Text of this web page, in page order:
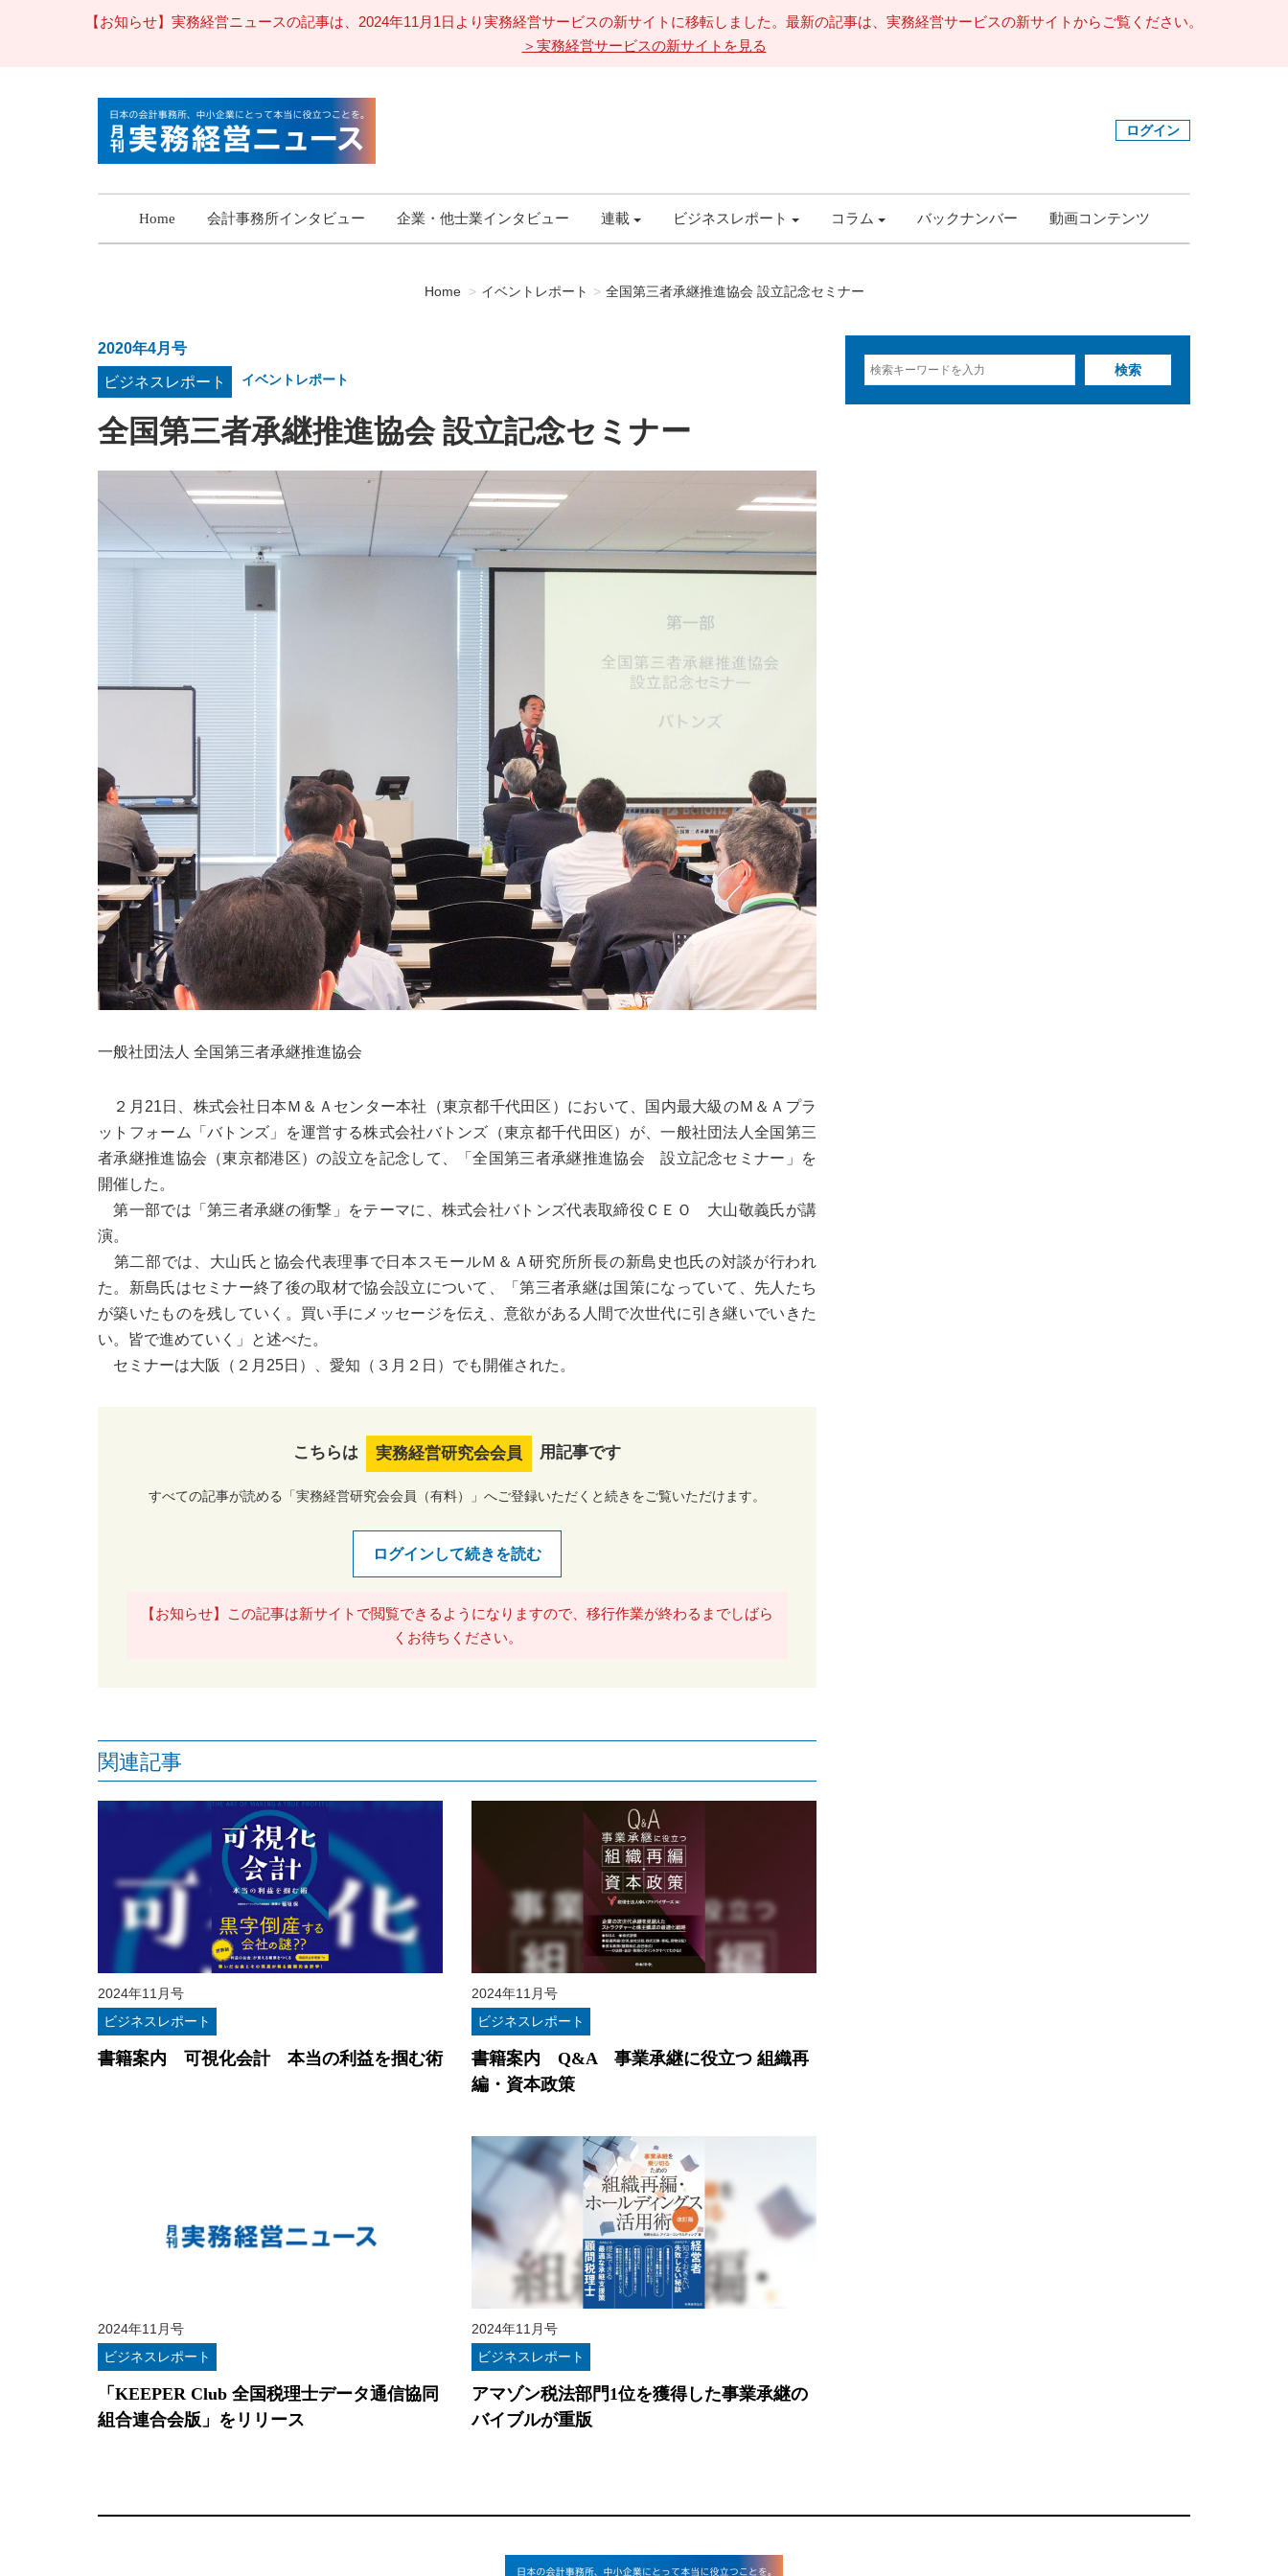
【お知らせ】実務経営ニュースの記事は、2024年11月1日より実務経営サービスの新サイトに移転しました。最新の記事は、実務経営サービスの新サイトからご覧ください。
＞実務経営サービスの新サイトを見る
ログイン
Home 会計事務所インタビュー 企業・他士業インタビュー 連載 ビジネスレポート コラム バックナンバー 動画コンテンツ
Home イベントレポート 全国第三者承継推進協会 設立記念セミナー
2020年4月号
ビジネスレポート イベントレポート
全国第三者承継推進協会 設立記念セミナー
一般社団法人 全国第三者承継推進協会
２月21日、株式会社日本Ｍ＆Ａセンター本社（東京都千代田区）において、国内最大級のＭ＆Ａプラ
ットフォーム「バトンズ」を運営する株式会社バトンズ（東京都千代田区）が、一般社団法人全国第三
者承継推進協会（東京都港区）の設立を記念して、「全国第三者承継推進協会 設立記念セミナー」を
開催した。
第一部では「第三者承継の衝撃」をテーマに、株式会社バトンズ代表取締役ＣＥＯ 大山敬義氏が講
演。
第二部では、大山氏と協会代表理事で日本スモールＭ＆Ａ研究所所長の新島史也氏の対談が行われ
た。新島氏はセミナー終了後の取材で協会設立について、「第三者承継は国策になっていて、先人たち
が築いたものを残していく。買い手にメッセージを伝え、意欲がある人間で次世代に引き継いでいきた
い。皆で進めていく」と述べた。
セミナーは大阪（２月25日）、愛知（３月２日）でも開催された。
こちらは 実務経営研究会会員 用記事です
すべての記事が読める「実務経営研究会会員（有料）」へご登録いただくと続きをご覧いただけます。
ログインして続きを読む
【お知らせ】この記事は新サイトで閲覧できるようになりますので、移行作業が終わるまでしばら
くお待ちください。
関連記事
2024年11月号
ビジネスレポート
書籍案内 可視化会計 本当の利益を掴む術
2024年11月号
ビジネスレポート
書籍案内 Q&A 事業承継に役立つ 組織再
編・資本政策
2024年11月号
ビジネスレポート
「KEEPER Club 全国税理士データ通信協同
組合連合会版」をリリース
2024年11月号
ビジネスレポート
アマゾン税法部門1位を獲得した事業承継の
バイブルが重版